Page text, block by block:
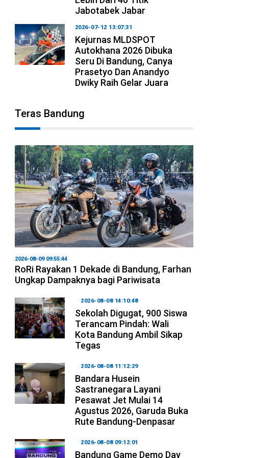
Jabotabek Jabar
2026-07-12 13:07:31
Kejurnas MLDSPOT
Autokhana 2026 Dibuka
Seru Di Bandung, Canya
Prasetyo Dan Anandyo
Dwiky Raih Gelar Juara
Teras Bandung
2026-08-09 09:55:44
RoRi Rayakan 1 Dekade di Bandung, Farhan
Ungkap Dampaknya bagi Pariwisata
2026-08-08 14:10:48
Sekolah Digugat, 900 Siswa
Terancam Pindah: Wali
Kota Bandung Ambil Sikap
Tegas
2026-08-08 11:12:29
Bandara Husein
Sastranegara Layani
Pesawat Jet Mulai 14
Agustus 2026, Garuda Buka
Rute Bandung-Denpasar
2026-08-08 09:12:01
Bandung Game Demo Day